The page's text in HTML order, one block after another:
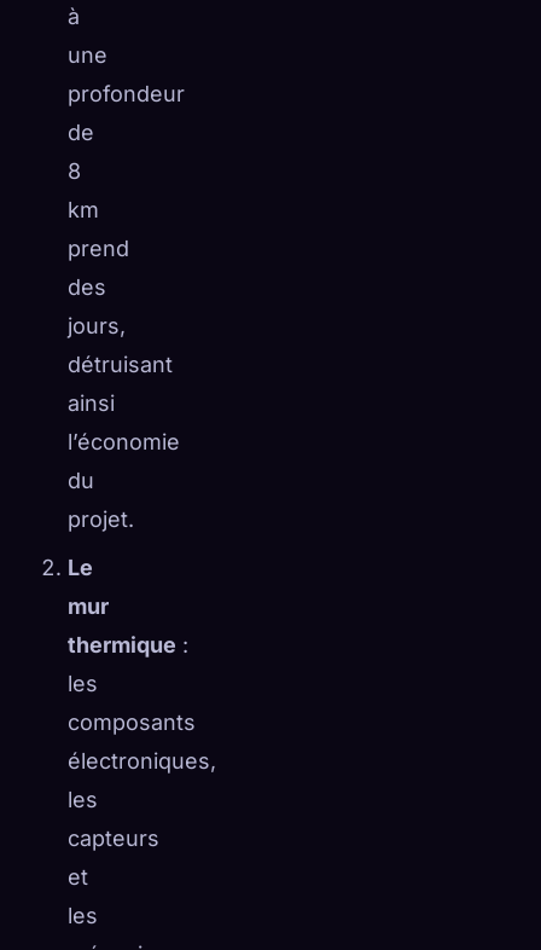
à
une
profondeur
de
8
km
prend
des
jours,
détruisant
ainsi
l’économie
du
projet.
Le
mur
thermique :
les
composants
électroniques,
les
capteurs
et
les